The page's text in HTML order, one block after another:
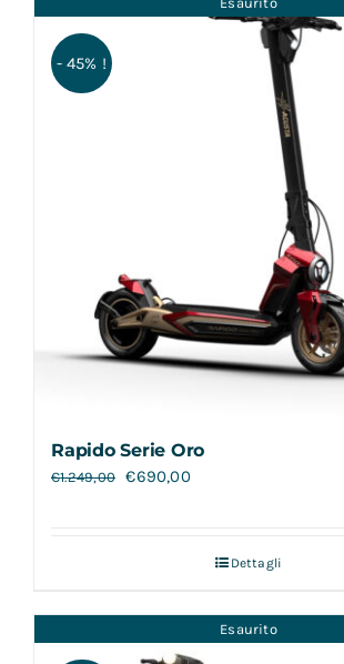
- 45% !
Rapido Serie Oro
€1.249,00 €690,00
Dettagli
Esaurito